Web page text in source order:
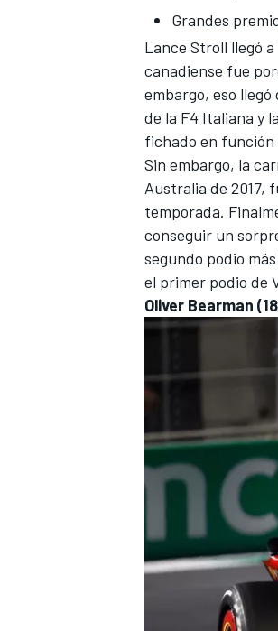
Grandes
Lance Stroll llegó
canadiense fue
embargo, eso
de la F4 Italiana y
fichado en
Sin embargo, la
Australia de 2017,
temporada.
conseguir un
segundo podio
el primer podio de
Oliver Bearman